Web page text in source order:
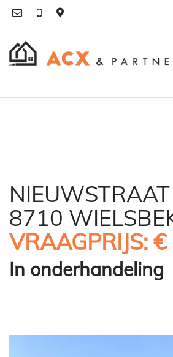
8710
VRAAGPRIJS:
In onderhandeling